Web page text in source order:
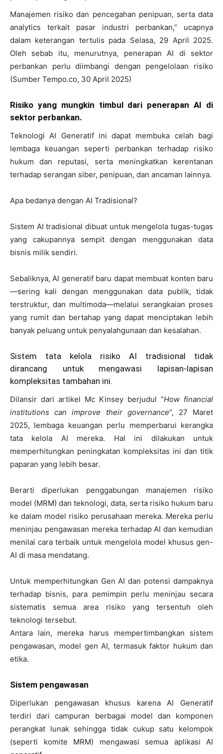
Manajemen risiko dan pencegahan penipuan, serta data
analytics terkait pasar industri perbankan,” ucapnya
dalam keterangan tertulis pada Selasa, 29 April 2025.
Oleh sebab itu, menurutnya, penerapan AI di sektor
perbankan perlu diimbangi dengan pengelolaan risiko
(Sumber Tempo.co, 30 April 2025)
Risiko yang mungkin timbul dari penerapan AI di
sektor perbankan.
Teknologi AI Generatif ini dapat membuka celah bagi
lembaga keuangan seperti perbankan terhadap risiko
hukum dan reputasi, serta meningkatkan kerentanan
terhadap serangan siber, penipuan, dan ancaman lainnya.
Apa bedanya dengan AI Tradisional?
Sistem AI tradisional dibuat untuk mengelola tugas-tugas
yang cakupannya sempit dengan menggunakan data
bisnis milik sendiri.
Sebaliknya, AI generatif baru dapat membuat konten baru
—sering kali dengan menggunakan data publik, tidak
terstruktur, dan multimoda—melalui serangkaian proses
yang rumit dan bertahap yang dapat menciptakan lebih
banyak peluang untuk penyalahgunaan dan kesalahan.
Sistem tata kelola risiko AI tradisional tidak
dirancang untuk mengawasi lapisan-lapisan
kompleksitas tambahan ini.
Dilansir dari artikel Mc Kinsey berjudul ”How financial
institutions can improve their governance”, 27 Maret
2025, lembaga keuangan perlu memperbarui kerangka
tata kelola AI mereka. Hal ini dilakukan untuk
memperhitungkan peningkatan kompleksitas ini dan titik
paparan yang lebih besar.
Berarti diperlukan penggabungan manajemen risiko
model (MRM) dan teknologi, data, serta risiko hukum baru
ke dalam model risiko perusahaan mereka. Mereka perlu
meninjau pengawasan mereka terhadap AI dan kemudian
menilai cara terbaik untuk mengelola model khusus gen-
AI di masa mendatang.
Untuk memperhitungkan Gen AI dan potensi dampaknya
terhadap bisnis, para pemimpin perlu meninjau secara
sistematis semua area risiko yang tersentuh oleh
teknologi tersebut.
Antara lain, mereka harus mempertimbangkan sistem
pengawasan, model gen AI, termasuk faktor hukum dan
etika.
Sistem pengawasan
Diperlukan pengawasan khusus karena AI Generatif
terdiri dari campuran berbagai model dan komponen
perangkat lunak sehingga tidak cukup satu kelompok
(seperti komite MRM) mengawasi semua aplikasi AI